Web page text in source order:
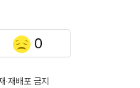
0
재배포 금지